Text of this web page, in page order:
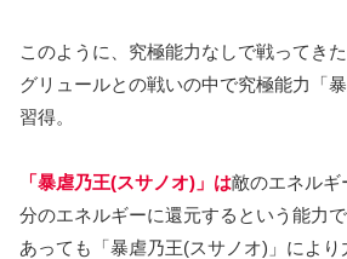
このように、究極能力なしで戦ってき
グリュールとの戦いの中で究極能力「
習得。
「暴虐乃王(スサノオ)」は敵のエネルギ
分のエネルギーに還元するという能力
あっても「暴虐乃王(スサノオ)」により